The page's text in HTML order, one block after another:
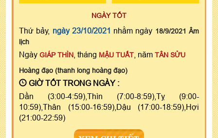
NGÀY TỐT
Thứ bảy, ngày 23/10/2021 nhằm ngày 18/9/2021 Âm
lịch
Ngày GIÁP THÌN , tháng MẬU TUẤT , năm TÂN SỬU
Hoàng đạo (thanh long hoàng đạo)
GIỜ TỐT TRONG NGÀY :
Dần (3:00-4:59),Thìn (7:00-8:59),Tỵ (9:00-
10:59),Thân (15:00-16:59),Dậu (17:00-18:59),Hợi
(21:00-22:59)